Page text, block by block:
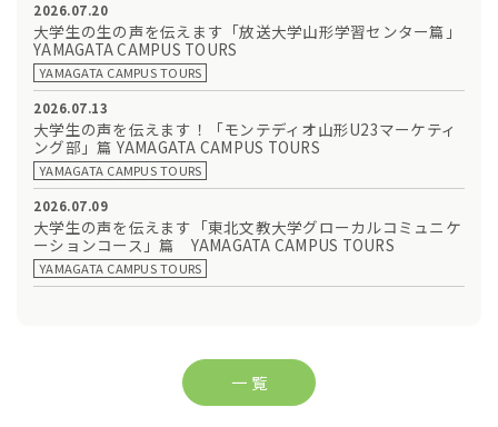
2026.07.20
大学生の生の声を伝えます「放送大学山形学習センター篇」
YAMAGATA CAMPUS TOURS
YAMAGATA CAMPUS TOURS
2026.07.13
大学生の声を伝えます！「モンテディオ山形U23マーケティ
ング部」篇 YAMAGATA CAMPUS TOURS
YAMAGATA CAMPUS TOURS
2026.07.09
大学生の声を伝えます「東北文教大学グローカルコミュニケ
ーションコース」篇 YAMAGATA CAMPUS TOURS
YAMAGATA CAMPUS TOURS
一 覧